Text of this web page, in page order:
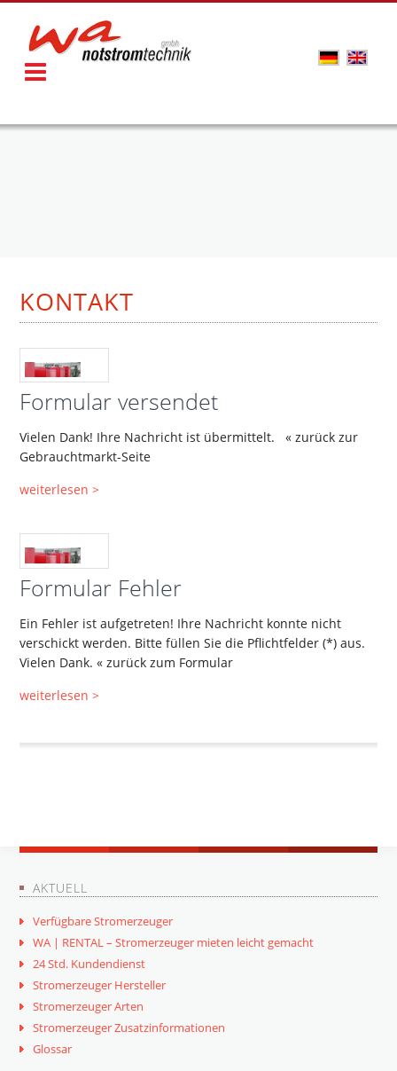
KONTAKT
Formular versendet
Vielen Dank! Ihre Nachricht ist übermittelt. « zurück zur
Gebrauchtmarkt-Seite
weiterlesen >
Formular Fehler
Ein Fehler ist aufgetreten! Ihre Nachricht konnte nicht
verschickt werden. Bitte füllen Sie die Pflichtfelder (*) aus.
Vielen Dank. « zurück zum Formular
weiterlesen >
AKTUELL
Verfügbare Stromerzeuger
WA | RENTAL – Stromerzeuger mieten leicht gemacht
24 Std. Kundendienst
Stromerzeuger Hersteller
Stromerzeuger Arten
Stromerzeuger Zusatzinformationen
Glossar